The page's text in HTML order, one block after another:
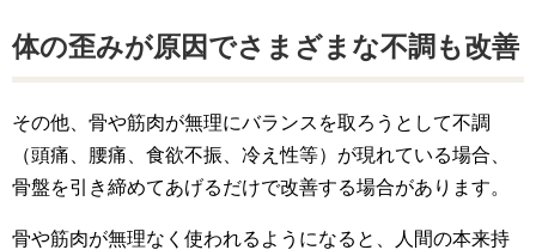
体の歪みが原因でさまざまな不調も改善
その他、骨や筋肉が無理にバランスを取ろうとして不調
（頭痛、腰痛、食欲不振、冷え性等）が現れている場合、
骨盤を引き締めてあげるだけで改善する場合があります。
骨や筋肉が無理なく使われるようになると、人間の本来持